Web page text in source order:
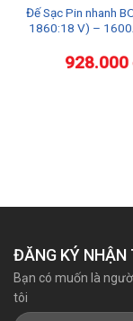
Đế Sạc Pin nhanh
1860:18 V) –
928.000
ĐĂNG KÝ NHẬN
Bạn có muốn là
tôi